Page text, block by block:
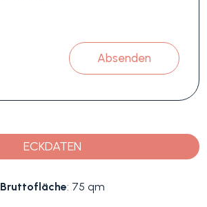
Absenden
ECKDATEN
Bruttofläche: 75 qm